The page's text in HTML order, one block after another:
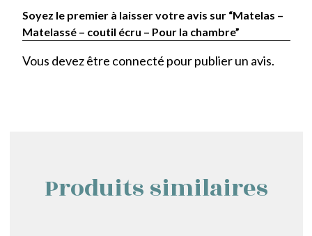
Soyez le premier à laisser votre avis sur “Matelas –
Matelassé – coutil écru – Pour la chambre”
Vous devez être connecté pour publier un avis.
Produits similaires